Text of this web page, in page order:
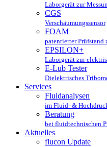
Laborgerät zur
CGS
Verschäumungssensor
FOAM
patentierter Prüfstand
EPSILON+
Laborgerät zur
E-Lub Tester
Dielektrisches
Services
Fluidanalysen
im Fluid- &
Beratung
bei fluidtechnischen
Aktuelles
flucon Update